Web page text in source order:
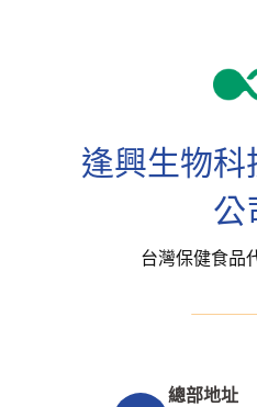
逢興生物科
公
台灣保健食品
總部地址